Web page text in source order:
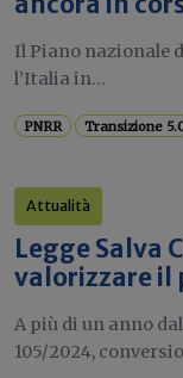
Il Piano nazionale
l’Italia in...
PNRR Transizione
Attualità
Legge Salva
valorizzare
A più di un anno
105/2024,